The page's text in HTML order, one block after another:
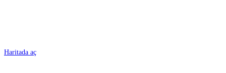
Haritada aç